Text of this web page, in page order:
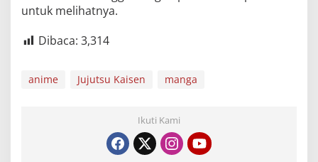
untuk melihatnya.
Dibaca: 3,314
anime Jujutsu Kaisen manga
Ikuti Kami